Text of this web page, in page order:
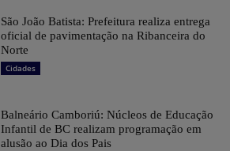
São João Batista: Prefeitura realiza entrega
oficial de pavimentação na Ribanceira do
Norte
Cidades
Balneário Camboriú: Núcleos de Educação
Infantil de BC realizam programação em
alusão ao Dia dos Pais